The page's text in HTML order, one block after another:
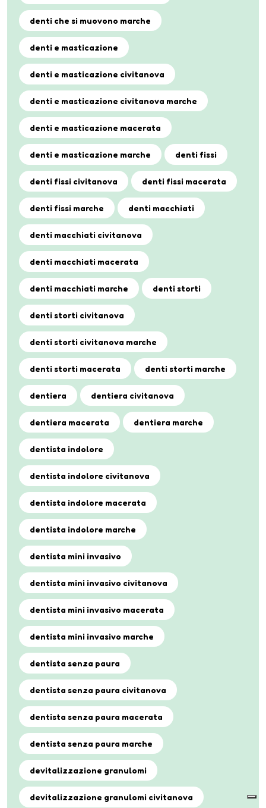
denti che si muovono marche
denti e masticazione
denti e masticazione civitanova
denti e masticazione civitanova marche
denti e masticazione macerata
denti e masticazione marche denti fissi
denti fissi civitanova denti fissi macerata
denti fissi marche denti macchiati
denti macchiati civitanova
denti macchiati macerata
denti macchiati marche denti storti
denti storti civitanova
denti storti civitanova marche
denti storti macerata denti storti marche
dentiera dentiera civitanova
dentiera macerata dentiera marche
dentista indolore
dentista indolore civitanova
dentista indolore macerata
dentista indolore marche
dentista mini invasivo
dentista mini invasivo civitanova
dentista mini invasivo macerata
dentista mini invasivo marche
dentista senza paura
dentista senza paura civitanova
dentista senza paura macerata
dentista senza paura marche
devitalizzazione granulomi
devitalizzazione granulomi civitanova